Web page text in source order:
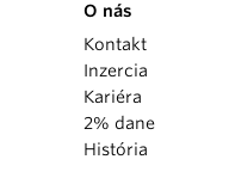
O nás
Kontakt
Inzercia
Kariéra
2% dane
História